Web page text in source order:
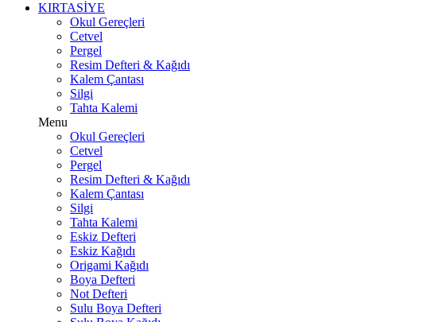
KIRTASİYE
Okul Gereçleri
Cetvel
Pergel
Resim Defteri & Kağıdı
Kalem Çantası
Silgi
Tahta Kalemi
Menu
Okul Gereçleri
Cetvel
Pergel
Resim Defteri & Kağıdı
Kalem Çantası
Silgi
Tahta Kalemi
Eskiz Defteri
Eskiz Kağıdı
Origami Kağıdı
Boya Defteri
Not Defteri
Sulu Boya Defteri